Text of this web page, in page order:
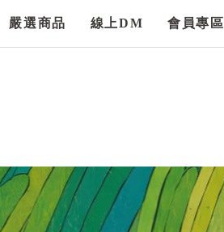
嚴選商品 線上DM 會員專區